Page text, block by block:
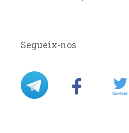
Segueix-nos